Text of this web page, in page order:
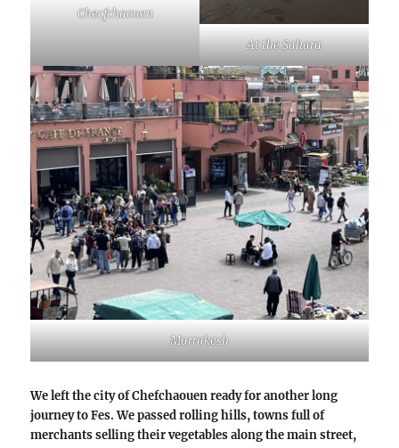
Checfchaouen
At the Sahara
Marrakesh
We left the city of Chefchaouen readyfor another long
journey to Fes. We passed rolling hills, towns full of
merchants selling their vegetables along the main street,